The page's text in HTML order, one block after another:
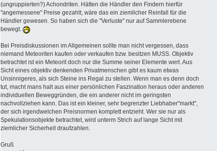
(ungruppierten?) Achondriten. Hätten die Händler den Findern hierfür
"angemessene" Preise gezahlt, wäre das ein ziemlicher Reinfall für die
Händler gewesen. So haben sich die "Verluste" nur auf Sammlerebene
bewegt.
Bei Preisdiskussionen im Allgemeinen sollte man nicht vergessen, dass
niemand Meteoriten kaufen oder verkaufen bzw. besitzen MUSS. Objektiv
betrachtet ist ein Meteorit doch nur die Summe seiner Elemente wert. Aus
Sicht eines objektiv denkenden Privatmenschen gibt es kaum etwas
Unsinnigeres, als sich Steine ins Regal zu stellen. Wenn man es denn doch
tut, macht mans halt aus einer persönlichen Faszination heraus oder anderen
individuellen Beweggründen, die ein anderer nicht im geringsten
nachvollziehen kann. Das ist ein kleiner, sehr begrenzter Liebhaber"markt",
der sich irgendwelchen Preisnormen komplett entzieht. Wer sie nur als
Spekulationsobjekte betrachtet, wird unterm Strich auf lange Sicht mit
ziemlicher Sicherheit draufzahlen.
Gruß